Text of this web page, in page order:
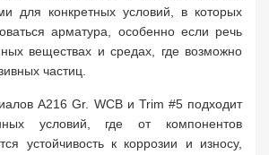
для конкретных условий, в которых
арматура, особенно если речь
веществах и средах, где возможно
частиц.
А216 Gr. WCB и Trim #5 подходит
условий, где от компонентов
устойчивость к коррозии и износу,